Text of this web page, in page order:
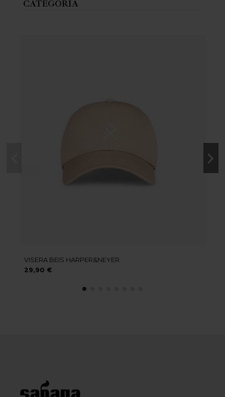
CATEGORÍA
VISERA BEIS HARPER&NEYER
29,90 €